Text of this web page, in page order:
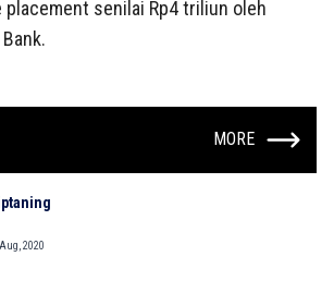
placement senilai Rp4 triliun oleh
MORE
2020